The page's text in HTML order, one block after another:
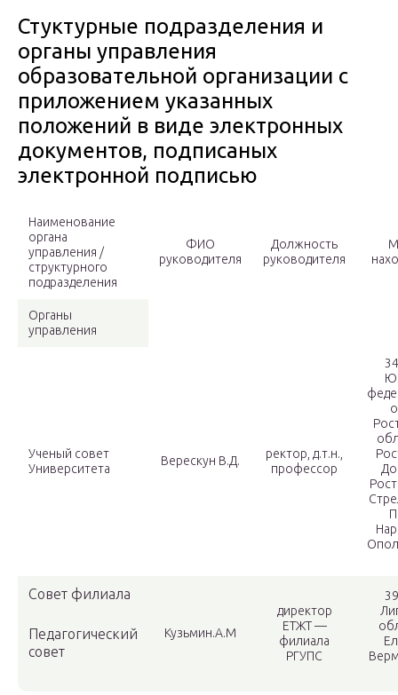
Стуктурные подразделения и
органы управления
образовательной организации с
приложением указанных
положений в виде электронных
документов, подписаных
электронной подписью
Наименование
органа
управления /
структурного
подразделения
ФИО
руководителя
Должность
руководителя
Органы
управления
Ученый совет
Университета
Верескун В.Д.
ректор, д.т.н.,
профессор
Совет филиала
Педагогический
совет
Кузьмин.А.М
директор
ЕТЖТ —
филиала
РГУПС